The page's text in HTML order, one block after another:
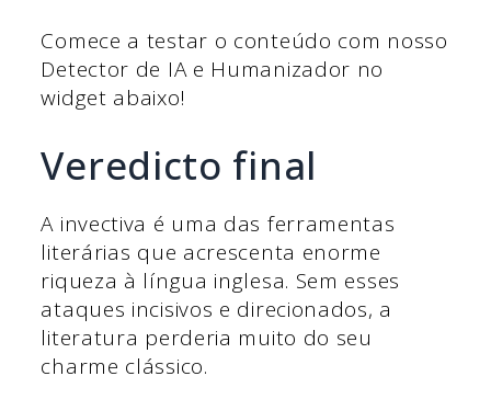
Comece a testar o conteúdo com nosso
Detector de IA e Humanizador no
widget abaixo!
Veredicto final
A invectiva é uma das ferramentas
literárias que acrescenta enorme
riqueza à língua inglesa. Sem esses
ataques incisivos e direcionados, a
literatura perderia muito do seu
charme clássico.